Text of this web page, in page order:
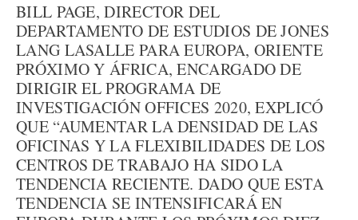
BILL PAGE, DIRECTOR DEL
DEPARTAMENTO DE ESTUDIOS DE JONES
LANG LASALLE PARA EUROPA, ORIENTE
PRÓXIMO Y ÁFRICA, ENCARGADO DE
DIRIGIR EL PROGRAMA DE
INVESTIGACIÓN OFFICES 2020, EXPLICÓ
QUE “AUMENTAR LA DENSIDAD DE LAS
OFICINAS Y LA FLEXIBILIDADES DE LOS
CENTROS DE TRABAJO HA SIDO LA
TENDENCIA RECIENTE. DADO QUE ESTA
TENDENCIA SE INTENSIFICARÁ EN